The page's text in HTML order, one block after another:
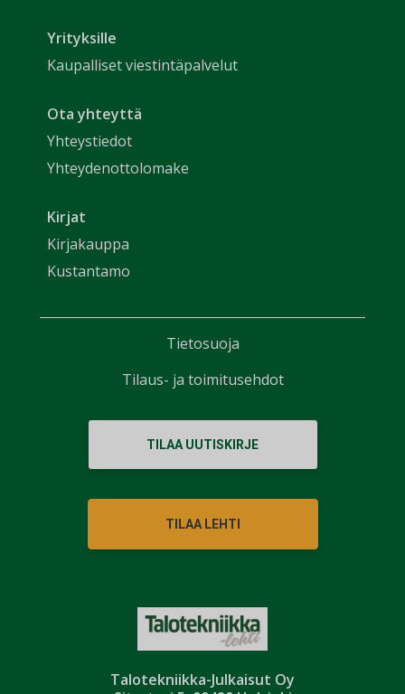
Talotekniikka-Julkaisut Oy
Yrityksille
Kaupalliset viestintäpalvelut
Ota yhteyttä
Yhteystiedot
Yhteydenottolomake
Kirjat
Kirjakauppa
Kustantamo
TILAA UUTISKIRJE
TILAA LEHTI
Tietosuoja
Tilaus- ja toimitusehdot